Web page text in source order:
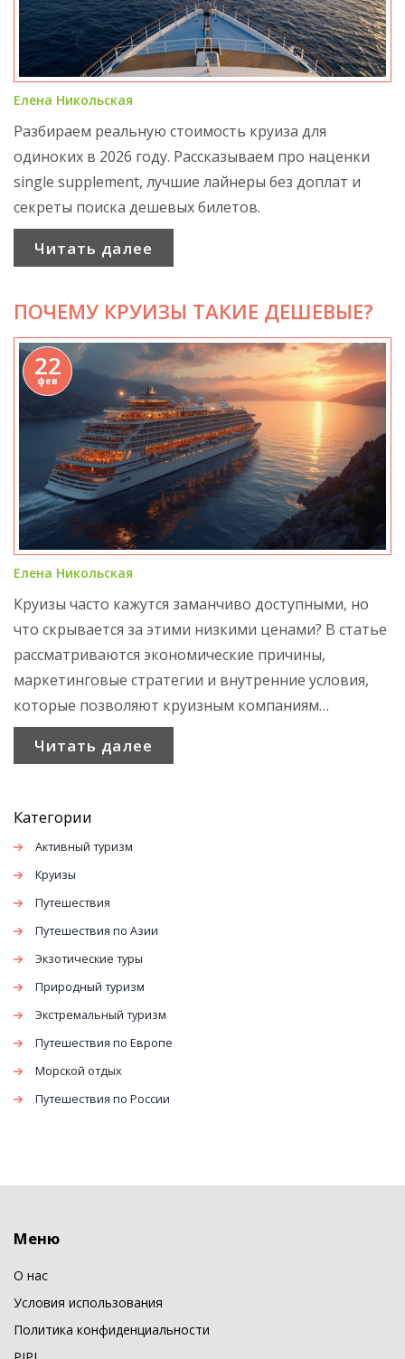
Елена Никольская
Разбираем реальную стоимость круиза для
одиноких в 2026 году. Рассказываем про наценки
single supplement, лучшие лайнеры без доплат и
секреты поиска дешевых билетов.
Читать далее
ПОЧЕМУ КРУИЗЫ ТАКИЕ ДЕШЕВЫЕ?
22
фев
Елена Никольская
Круизы часто кажутся заманчиво доступными, но
что скрывается за этими низкими ценами? В статье
рассматриваются экономические причины,
маркетинговые стратегии и внутренние условия,
которые позволяют круизным компаниям
устанавливать такие привлекательные расценки.
Поняв тонкости ценообразования,
выбора круиза по выгодной цене.
Читать далее
Категории
Активный туризм
Круизы
Путешествия
Путешествия по Азии
Экзотические туры
Природный туризм
Экстремальный туризм
Путешествия по Европе
Морской отдых
Путешествия по России
Меню
О нас
Условия использования
Политика конфиденциальности